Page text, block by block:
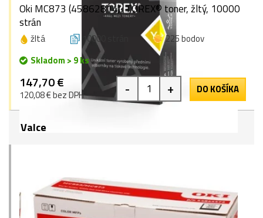
Oki MC873 (45862814), TOREX® toner, žltý, 10000
strán
žltá 10000 strán
225 bodov
Skladom > 9 ks
147,70 €
120,08 € bez DPH - + DO KOŠÍKA
Valce